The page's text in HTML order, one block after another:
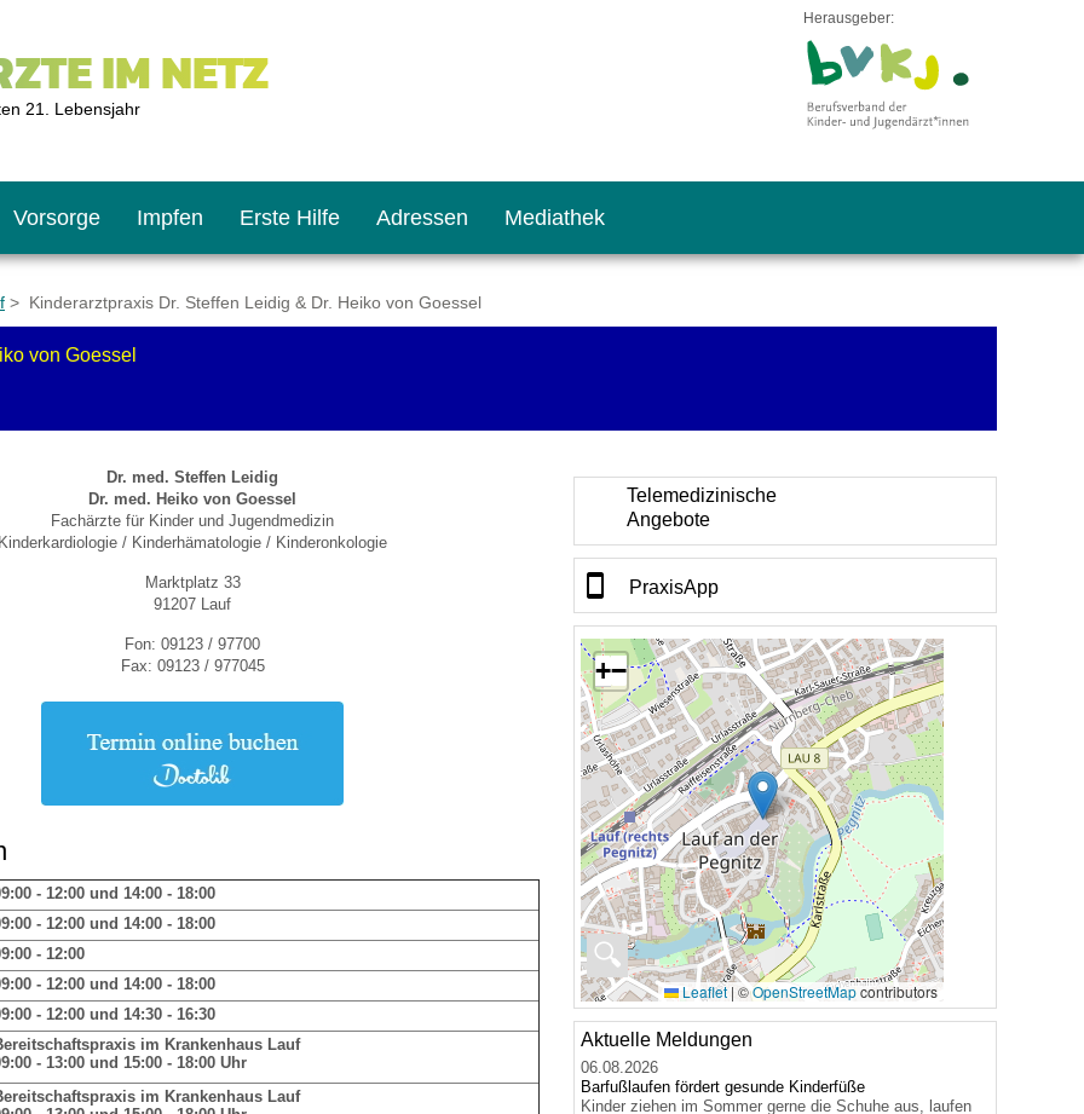
IM NETZ
21. Lebensjahr
Herausgeber:
Vorsorge Impfen
oft?
Erste Hilfe Adressen Mediathek
Bildschirmmediengebrauch
gestalten
> Kinderarztpraxis Dr. Steffen Leidig & Dr. Heiko von Goessel
von Goessel
Dr. med. Steffen Leidig
Dr. med. Heiko von Goessel
Fachärzte für Kinder und Jugendmedizin
Kinderkardiologie / Kinderhämatologie / Kinderonkologie
Marktplatz 33
91207 Lauf
Fon: 09123 / 97700
Fax: 09123 / 977045
- 12:00 und 14:00 - 18:00
- 12:00 und 14:00 - 18:00
- 12:00
- 12:00 und 14:00 - 18:00
- 12:00 und 14:30 - 16:30
im Krankenhaus Lauf
- 13:00 und 15:00 - 18:00 Uhr
im Krankenhaus Lauf
Telemedizinische
Angebote
PraxisApp
🔍
+−
Leaflet | ©OpenStreetMapcontributors
Aktuelle Meldungen
06.08.2026
Barfußlaufen fördert gesunde Kinderfüße
Kinder ziehen im Sommer gerne die Schuhe aus, laufen